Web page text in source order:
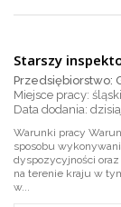
Starszy
Przedsiębiorstwo:
Miejsce pracy:
Warunki pracy
sposobu
dyspozycyjności
na terenie kraju w
w...